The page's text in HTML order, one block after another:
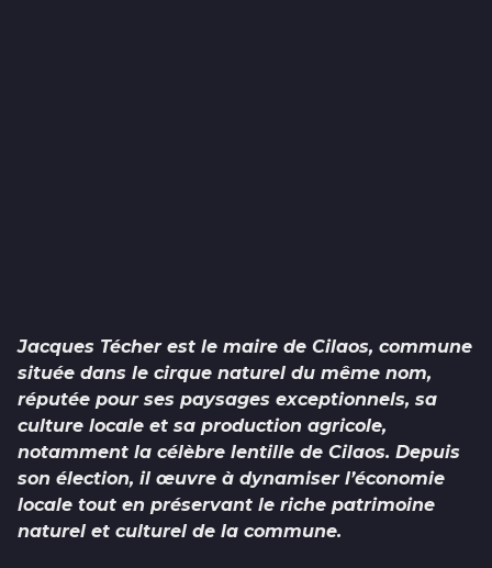
Jacques Técher est le maire de Cilaos, commune
située dans le cirque naturel du même nom,
réputée pour ses paysages exceptionnels, sa
culture locale et sa production agricole,
notamment la célèbre lentille de Cilaos. Depuis
son élection, il œuvre à dynamiser l’économie
locale tout en préservant le riche patrimoine
naturel et culturel de la commune.